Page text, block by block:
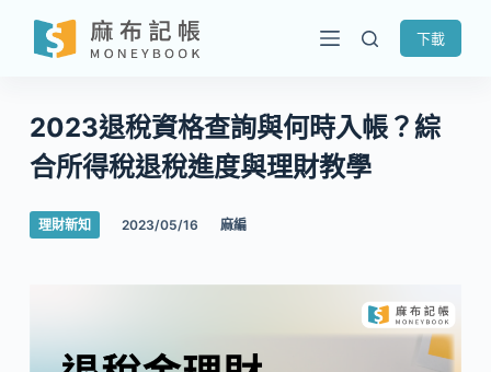
跳
至
內
容
下載
2023退稅資格查詢與何時入帳？綜
合所得稅退稅進度與理財教學
理財新知 2023/05/16 麻編